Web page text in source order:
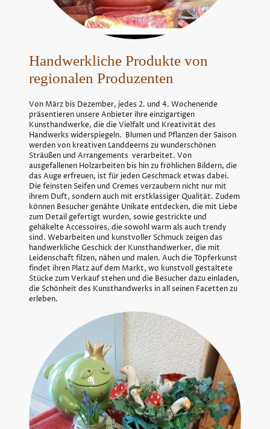
Handwerkliche Produkte von
regionalen Produzenten
Von März bis Dezember, jedes 2. und 4. Wochenende
präsentieren unsere Anbieter ihre einzigartigen
Kunsthandwerke, die die Vielfalt und Kreativität des
Handwerks widerspiegeln. Blumen und Pflanzen der Saison
werden von kreativen Landdeerns zu wunderschönen
Sträußen und Arrangements verarbeitet. Von
ausgefallenen Holzarbeiten bis hin zu fröhlichen Bildern, die
das Auge erfreuen, ist für jeden Geschmack etwas dabei.
Die feinsten Seifen und Cremes verzaubern nicht nur mit
ihrem Duft, sondern auch mit erstklassiger Qualität. Zudem
können Besucher genähte Unikate entdecken, die mit Liebe
zum Detail gefertigt wurden, sowie gestrickte und
gehäkelte Accessoires, die sowohl warm als auch trendy
sind. Webarbeiten und kunstvoller Schmuck zeigen das
handwerkliche Geschick der Kunsthandwerker, die mit
Leidenschaft filzen, nähen und malen. Auch die Töpferkunst
findet ihren Platz auf dem Markt, wo kunstvoll gestaltete
Stücke zum Verkauf stehen und die Besucher dazu einladen,
die Schönheit des Kunsthandwerks in all seinen Facetten zu
erleben.